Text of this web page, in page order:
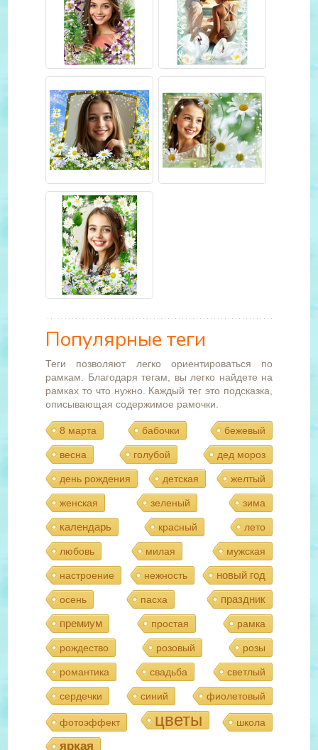
Популярные теги
Теги позволяют легко ориентироваться по
рамкам. Благодаря тегам, вы легко найдете на
рамках то что нужно. Каждый тег это подсказка,
описывающая содержимое рамочки.
8 марта бабочки бежевый
весна голубой дед мороз
день рождения детская желтый
женская зеленый зима
календарь красный лето
любовь милая мужская
настроение нежность новый год
осень пасха
праздник
премиум
простая рамка
рождество розовый розы
романтика свадьба светлый
сердечки синий фиолетовый
фотоэффект цветы школа
яркая